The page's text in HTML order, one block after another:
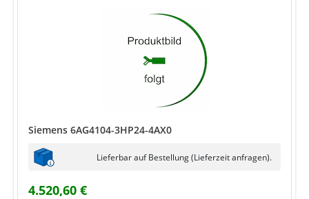
Siemens 6AG4104-3HP24-4AX0
Lieferbar auf Bestellung (Lieferzeit anfragen).
4.520,60 €